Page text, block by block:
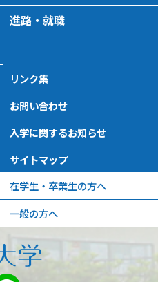
進路・就職
リンク集
お問い合わせ
入学に関するお知らせ
サイトマップ
在学生・卒業生の方へ
一般の方へ